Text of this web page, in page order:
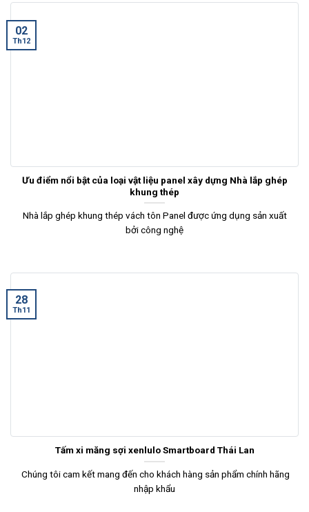
Ưu điểm nổi bật của loại vật liệu panel xây dựng Nhà lắp ghép
khung thép
Nhà lắp ghép khung thép vách tôn Panel được ứng dụng sản xuất
bởi công nghệ
02
Th12
Tấm xi măng sợi xenlulo Smartboard Thái Lan
Chúng tôi cam kết mang đến cho khách hàng sản phẩm chính hãng
nhập khẩu
28
Th11